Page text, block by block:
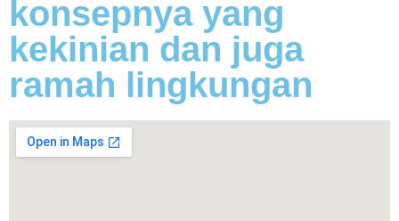
konsepnya yang
kekinian dan juga
ramah lingkungan